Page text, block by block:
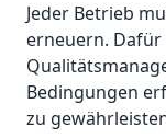
Jeder Betrieb
erneuern.
Bedingungen
zu